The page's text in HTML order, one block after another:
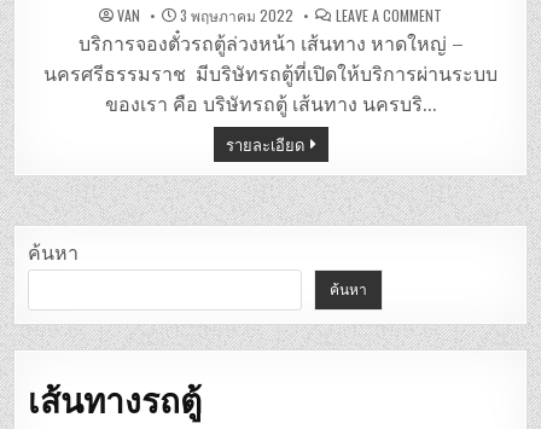
VAN 3 พฤษภาคม 2022 LEAVE A COMMENT
ตู้
หาดใหญ่
–
นครศรีธรรมราช
บริการจองตั๋วรถตู้ล่วงหน้า เส้นทาง หาดใหญ่ –
นครศรีธรรมราช มีบริษัทรถตู้ที่เปิดให้บริการผ่านระบบ
ของเรา คือ บริษัทรถตู้ เส้นทาง นครบริ…
รายละเอียด
ค้นหา
ค้นหา
เส้นทางรถตู้